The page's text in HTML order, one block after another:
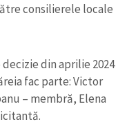
consilierele locale
din aprilie 2024
fac parte: Victor
– membră, Elena